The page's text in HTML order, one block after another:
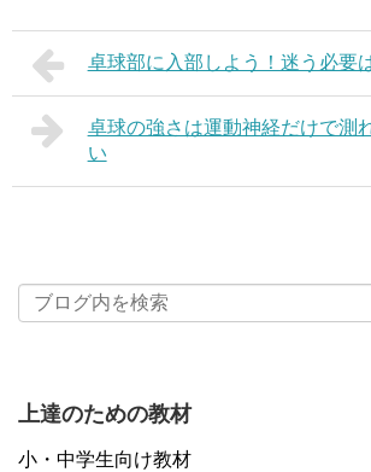
卓球部に入部しよう！迷う必要
卓球の強さは運動神経だけで測
い
上達のための教材
小・中学生向け教材